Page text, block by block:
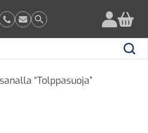
Hae
“Tolppasuoja”